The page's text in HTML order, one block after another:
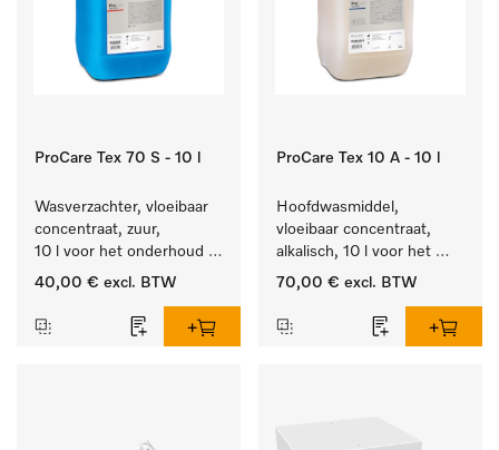
ProCare Tex 70 S - 10 l
Wasverzachter, vloeibaar
concentraat, zuur,
10 l voor het onderhoud
van vezels zodat het
40,00 € excl. BTW
ProCare Tex 10 A - 10 l
Hoofdwasmiddel,
vloeibaar concentraat,
alkalisch, 10 l voor het
reinigen van wit wasgoed
70,00 € excl. BTW